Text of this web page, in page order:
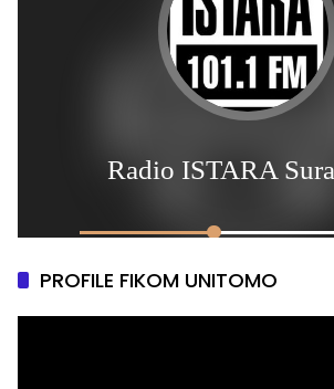
PROFILE FIKOM UNITOMO